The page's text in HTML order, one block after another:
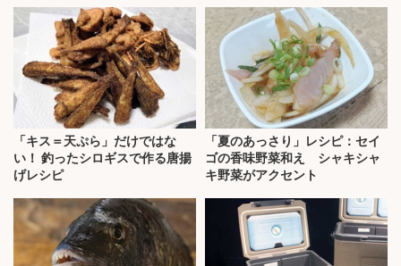
「キス＝天ぷら」だけではな
い！ 釣ったシロギスで作る唐揚
げレシピ
「夏のあっさり」レシピ：セイ
ゴの香味野菜和え シャキシャ
キ野菜がアクセント